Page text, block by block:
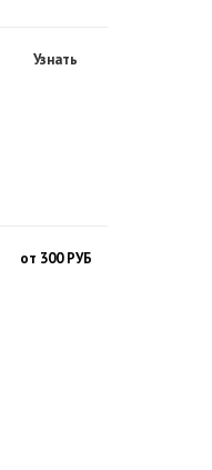
Узнать
от 300 РУБ